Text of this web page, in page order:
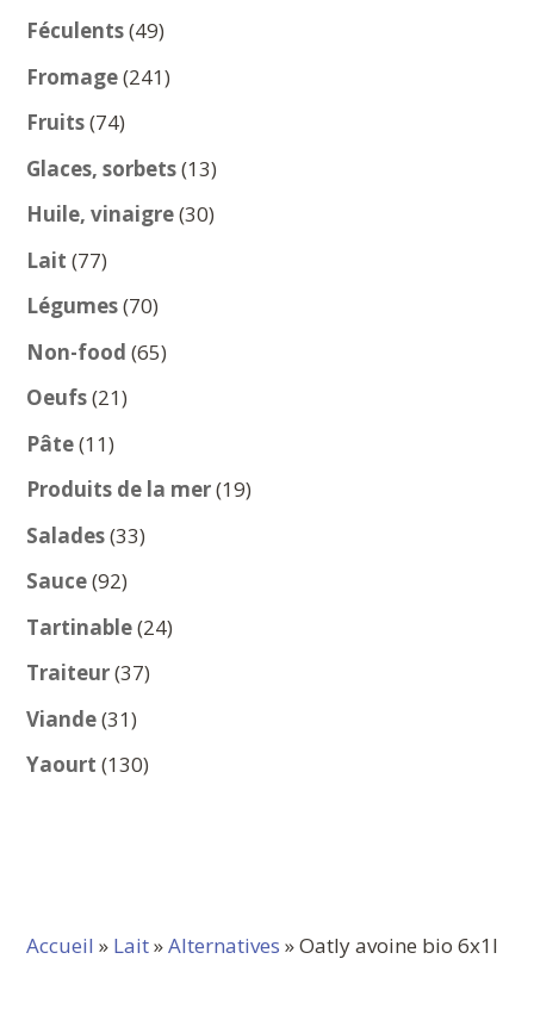
produits
Féculents 4949
produits
Fromage 241241
Fruits 7474
produits
Glaces, sorbets 1313
produits
Huile, vinaigre 3030
Lait 7777
produits
Légumes 7070
produits
Non-food 6565
Oeufs 2121
Pâte 1111
produits
Produits de la mer 1919
Salades 3333
Sauce 9292
produits
Tartinable 2424
Traiteur 3737
Viande 3131
produits
Yaourt 130130
Accueil » Lait»Alternatives » Oatly avoine bio 6x1l